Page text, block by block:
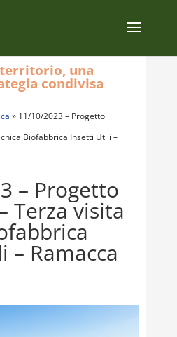
» 11/10/2023 – Progetto
Biofabbrica Insetti Utili –
– Progetto
Terza visita
– Ramacca
una
condivisa